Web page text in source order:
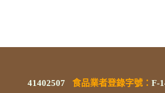
41402507
食品業者登錄字號： F-